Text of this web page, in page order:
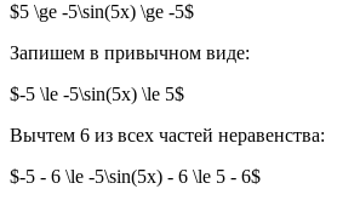
$5 \ge -5\sin(5x) \ge -5$
Запишем в привычном виде:
$-5 \le -5\sin(5x) \le 5$
Вычтем 6 из всех частей неравенства:
$-5 - 6 \le -5\sin(5x) - 6 \le 5 - 6$